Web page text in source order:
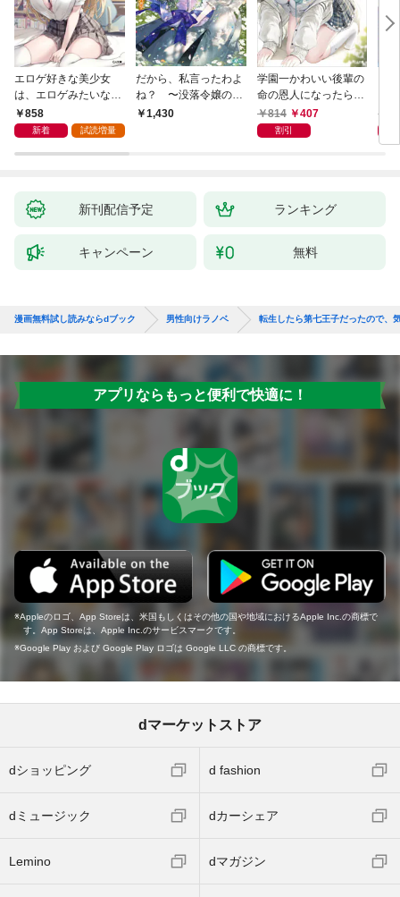
エロゲ好きな美少女
は、エロゲみたいなこ
と全部シてほしい【電
子ＳＳ特典付き】
858
新着 試読増量
だから、私言ったわよ
ね？ 〜没落令嬢の案
外楽しい領地改革〜
1,430
学園一かわいい後輩の
命の恩人になったら、
通い妻になって関係を
迫ってくる。
814 407
割引
新刊配信予定 ランキング
キャンペーン 無料
漫画無料試し読みならdブック 男性向けラノベ 転生したら第七王子だったので、
アプリならもっと便利で快適に！
Appleのロゴ、App Storeは、米国もしくはその他の国や地域におけるApple Inc.の商標で
す。App Storeは、Apple Inc.のサービスマークです。
Google Play および Google Play ロゴは Google LLC の商標です。
dマーケットストア
dショッピング d fashion
dミュージック dカーシェア
Lemino dマガジン